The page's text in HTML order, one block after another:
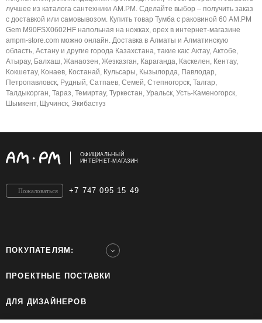
лучшее из каталога сантехники AM.PM. Сделайте выбор – получить заказ
с доставкой или самовывозом. Купить товар Тумба с раковиной 60 AM.PM
Gem M90FSX0602HF напольная на ножках, орех в интернет-магазине
ampm-store.com можно онлайн. Доставка в Алматы и Алматинскую
область, Астану и другие города Казахстана, такие как: Актау, Актобе,
Атырау, Балхаш, Жанаозен, Жезказган, Караганда, Каскелен, Кентау,
Кокшетау, Конаев, Костанай, Кульсары, Кызылорда, Павлодар,
Петропавловск, Рудный, Сатпаев, Семей, Степногорск, Талгар,
Талдыкорган, Тараз, Темиртау, Туркестан, Уральск, Усть-Каменогорск,
Шымкент, Щучинск, Экибастуз
ОФИЦИАЛЬНЫЙ
ИНТЕРНЕТ-МАГАЗИН
+7 747 095 15 49
Пожаловаться
ПОКУПАТЕЛЯМ:
ПРОЕКТНЫЕ ПОСТАВКИ
ДЛЯ ДИЗАЙНЕРОВ